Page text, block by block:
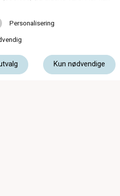
Personalisering
Kun nødvendige